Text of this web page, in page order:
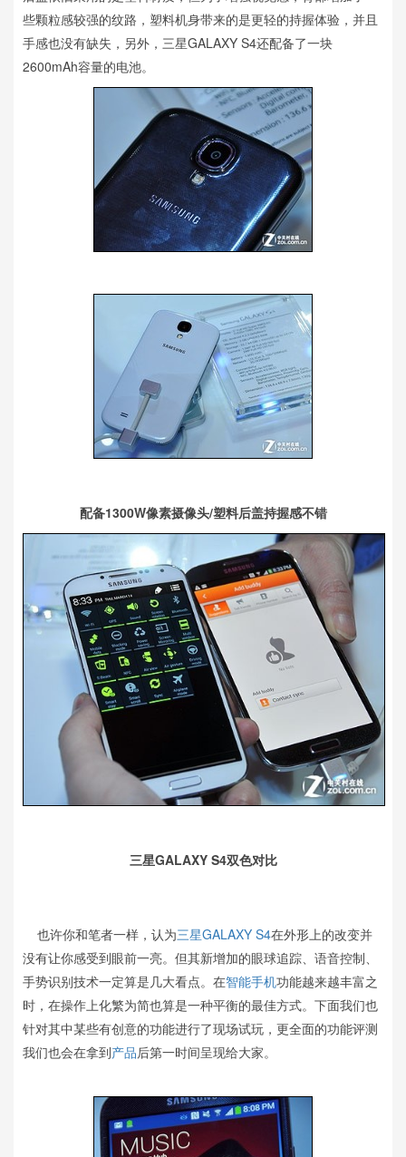
些颗粒感较强的纹路，塑料机身带来的是更轻的持握体验，并且
手感也没有缺失，另外，三星GALAXY S4还配备了一块
2600mAh容量的电池。
配备1300W像素摄像头/塑料后盖持握感不错
三星GALAXY S4双色对比
也许你和笔者一样，认为三星GALAXY S4在外形上的改变并
没有让你感受到眼前一亮。但其新增加的眼球追踪、语音控制、
手势识别技术一定算是几大看点。在智能手机功能越来越丰富之
时，在操作上化繁为简也算是一种平衡的最佳方式。下面我们也
针对其中某些有创意的功能进行了现场试玩，更全面的功能评测
我们也会在拿到产品后第一时间呈现给大家。